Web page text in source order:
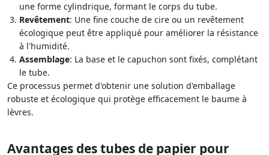
une forme cylindrique, formant le corps du tube.
Revêtement: Une fine couche de cire ou un revêtement
écologique peut être appliqué pour améliorer la résistance
à l'humidité.
Assemblage: La base et le capuchon sont fixés, complétant
le tube.
Ce processus permet d'obtenir une solution d'emballage
robuste et écologique qui protège efficacement le baume à
lèvres.
Avantages des tubes de papier pour